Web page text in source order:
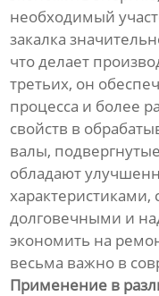
необходимый
закалка
что делает
третьих, он
процесса и более
свойств в
валы,
обладают
характеристиками,
долговечными и
экономить на
весьма важно в
Применение в